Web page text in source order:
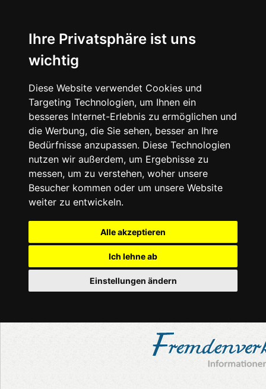
Ihre Privatsphäre ist uns
wichtig
Diese Website verwendet Cookies und
Targeting Technologien, um Ihnen ein
besseres Internet-Erlebnis zu ermöglichen und
die Werbung, die Sie sehen, besser an Ihre
Bedürfnisse anzupassen. Diese Technologien
nutzen wir außerdem, um Ergebnisse zu
messen, um zu verstehen, woher unsere
Besucher kommen oder um unsere Website
weiter zu entwickeln.
Alle akzeptieren
Ich lehne ab
Einstellungen ändern